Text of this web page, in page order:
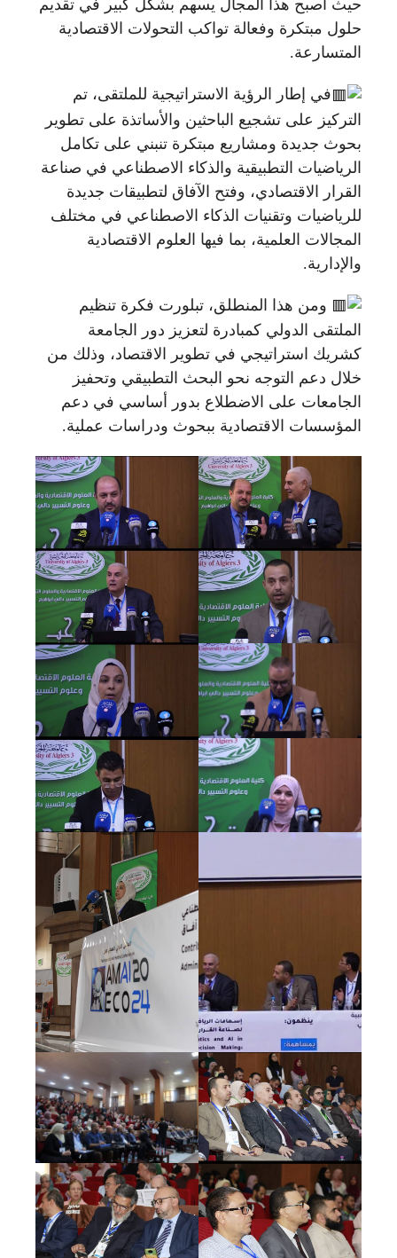
حيث أصبح هذا المجال يسهم بشكل كبير في تقديم
حلول مبتكرة وفعالة تواكب التحولات الاقتصادية
المتسارعة.
في إطار الرؤية الاستراتيجية للملتقى، تم
التركيز على تشجيع الباحثين والأساتذة على تطوير
بحوث جديدة ومشاريع مبتكرة تنبني على تكامل
الرياضيات التطبيقية والذكاء الاصطناعي في صناعة
القرار الاقتصادي، وفتح الآفاق لتطبيقات جديدة
للرياضيات وتقنيات الذكاء الاصطناعي في مختلف
المجالات العلمية، بما فيها العلوم الاقتصادية
والإدارية.
ومن هذا المنطلق، تبلورت فكرة تنظيم
الملتقى الدولي كمبادرة لتعزيز دور الجامعة
كشريك استراتيجي في تطوير الاقتصاد، وذلك من
خلال دعم التوجه نحو البحث التطبيقي وتحفيز
الجامعات على الاضطلاع بدور أساسي في دعم
المؤسسات الاقتصادية ببحوث ودراسات عملية.